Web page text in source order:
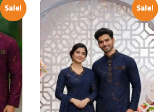
Sale! Sale!